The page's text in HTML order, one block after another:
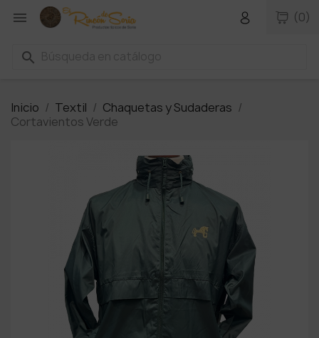
 (0)
search
Inicio Textil
Chaquetas y Sudaderas
Cortavientos Verde